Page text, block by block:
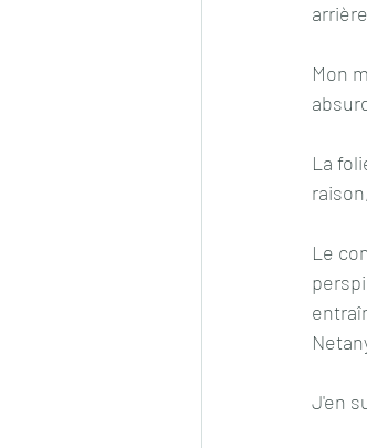
Mon
La
Le
J'en